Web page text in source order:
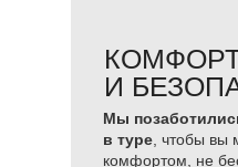
Мы
в туре , чтобы вы
комфортом, не
И